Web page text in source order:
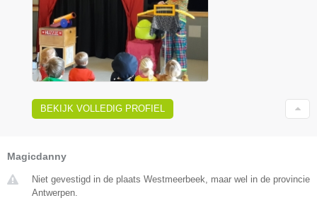
BEKIJK VOLLEDIG PROFIEL
Magicdanny
Niet gevestigd in de plaats Westmeerbeek, maar wel in de provincie
Antwerpen.